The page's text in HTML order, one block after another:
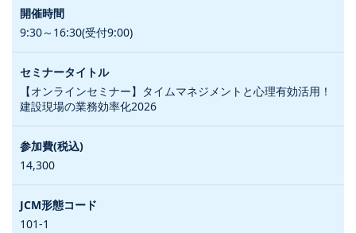
9:30～16:30(受付9:00)
【オンラインセミナー】タイムマネジメントと心理有効活用！
建設現場の業務効率化2026
14,300
101-1